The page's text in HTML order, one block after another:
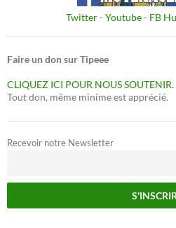
Twitter- Youtube- FB
Faire un don sur Tipeee
CLIQUEZ ICI POUR NOUS SOUTENIR.
Tout don, même minime est apprécié.
Recevoir notre Newsletter